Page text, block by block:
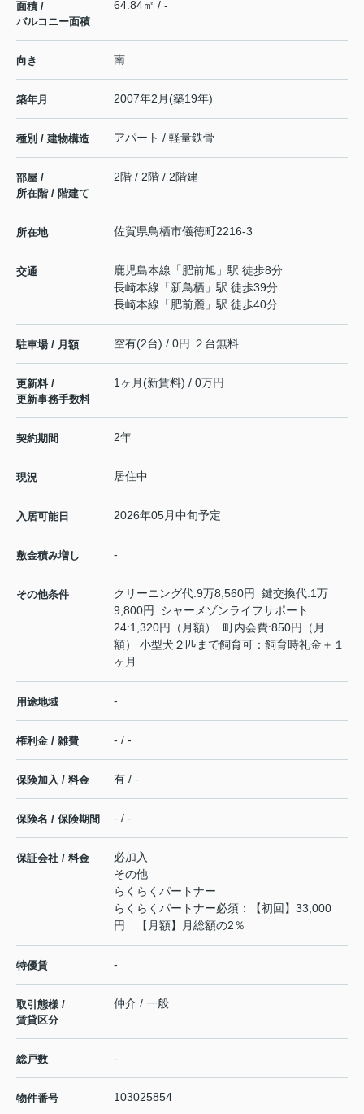
面積 /
バルコニー面積
64.84㎡ / -
向き 南
築年月 2007年2月(築19年)
種別 / 建物構造 アパート / 軽量鉄骨
部屋 /
所在階 / 階建て
2階 / 2階 / 2階建
所在地 佐賀県鳥栖市儀徳町2216-3
交通 鹿児島本線 「 肥前旭 」駅 徒歩8分
長崎本線 「新鳥栖 」駅 徒歩39分
長崎本線 「 肥前麓 」駅 徒歩40分
駐車場 / 月額 空有(2台) / 0円 ２台無料
更新料 /
更新事務手数料
1ヶ月(新賃料) / 0万円
契約期間 2年
現況 居住中
入居可能日 2026年05月中旬予定
敷金積み増し -
その他条件
クリーニング代:9万8,560円 鍵交換代:1万
9,800円 シャーメゾンライフサポート
24:1,320円（月額） 町内会費:850円（月
額） 小型犬２匹まで飼育可：飼育時礼金＋１
ヶ月
用途地域 -
権利金 / 雑費 - / -
保険加入 / 料金 有 / -
保険名 / 保険期間 - / -
保証会社 / 料金
必加入
その他
らくらくパートナー
らくらくパートナー必須：【初回】33,000
円 【月額】月総額の2％
特優賃 -
取引態様 /
賃貸区分
仲介 / 一般
総戸数 -
物件番号 103025854